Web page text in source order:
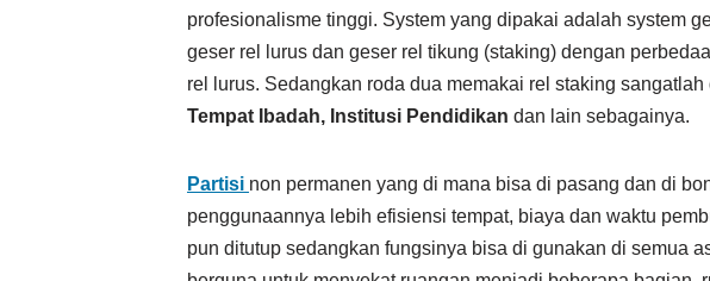
profesionalisme tinggi. System yang dipakai adalah system
geser rel lurus dan geser rel tikung (staking) dengan
rel lurus. Sedangkan roda dua memakai rel staking sangatlah
Tempat Ibadah, Institusi Pendidikan dan lain sebagainya.
Partisi non permanen yang di mana bisa di pasang dan di
penggunaannya lebih efisiensi tempat, biaya dan waktu
pun ditutup sedangkan fungsinya bisa di gunakan di semua